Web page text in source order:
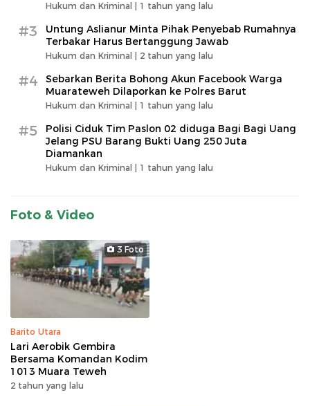
Hukum dan Kriminal | 1 tahun yang lalu
#3
Untung Aslianur Minta Pihak Penyebab Rumahnya
Terbakar Harus Bertanggung Jawab
Hukum dan Kriminal | 2 tahun yang lalu
#4
Sebarkan Berita Bohong Akun Facebook Warga
Muarateweh Dilaporkan ke Polres Barut
Hukum dan Kriminal | 1 tahun yang lalu
#5
Polisi Ciduk Tim Paslon 02 diduga Bagi Bagi Uang
Jelang PSU Barang Bukti Uang 250 Juta
Diamankan
Hukum dan Kriminal | 1 tahun yang lalu
Foto & Video
3 Foto
Barito Utara
Lari Aerobik Gembira
Bersama Komandan Kodim
1013 Muara Teweh
2 tahun yang lalu